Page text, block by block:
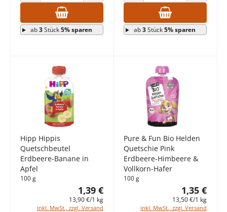
ab3Stück5% sparen ab3Stück5% sparen
Hipp Hippis
Quetschbeutel
Erdbeere-Banane in
Apfel
100 g
1,39 €
13,90 €/1 kg
inkl. MwSt., zzgl. Versand
Pure & Fun Bio Helden
Quetschie Pink
Erdbeere-Himbeere &
Vollkorn-Hafer
100 g
1,35 €
13,50 €/1 kg
inkl. MwSt., zzgl. Versand